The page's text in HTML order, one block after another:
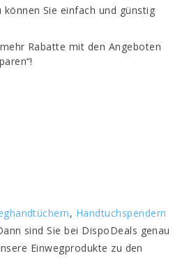
können Sie einfach und günstig
Rabatte mit den Angeboten
, Handtuchspendern
sind Sie bei DispoDeals genau
Einwegprodukte zu den